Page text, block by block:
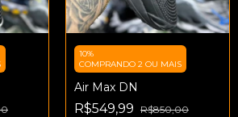
10%
COMPRANDO 2 OU MAIS
Air Max DN
R$549,99 R$850,00